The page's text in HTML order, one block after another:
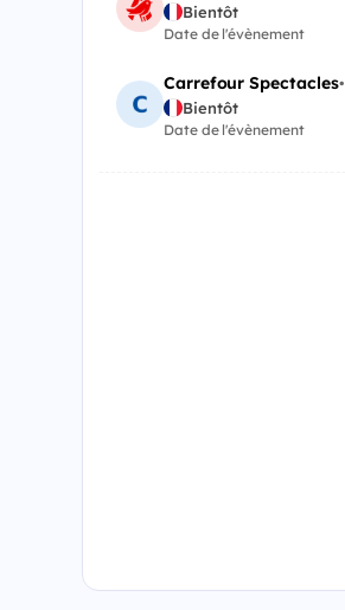
Bientôt
Date de l'évènement
Carrefour Spectacles•
Bientôt
Date de l'évènement